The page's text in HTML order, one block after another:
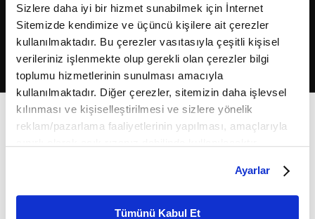
Sizlere daha iyi bir hizmet sunabilmek için İnternet
Sitemizde kendimize ve üçüncü kişilere ait çerezler
kullanılmaktadır. Bu çerezler vasıtasıyla çeşitli kişisel
verileriniz işlenmekte olup gerekli olan çerezler bilgi
toplumu hizmetlerinin sunulması amacıyla
kullanılmaktadır. Diğer çerezler, sitemizin daha işlevsel
kılınması ve kişiselleştirilmesi ve sizlere yönelik
reklam/pazarlama faaliyetlerinin yapılması, amaçlarıyla
belirleyebilirsiniz. Çerezlere ilişkin detaylı bilgi için
Ayarlar butonuna tıklayabilir,Çerez Bilgilendirme
Metnimizi ziyaret edebilirsiniz.
Ayarlar
Tümünü Kabul Et
2026Fikriyat. Tüm hakları saklıdır.